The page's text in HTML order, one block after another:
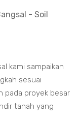
- Soil
kami sampaikan
sesuai
pada proyek besar
tanah yang